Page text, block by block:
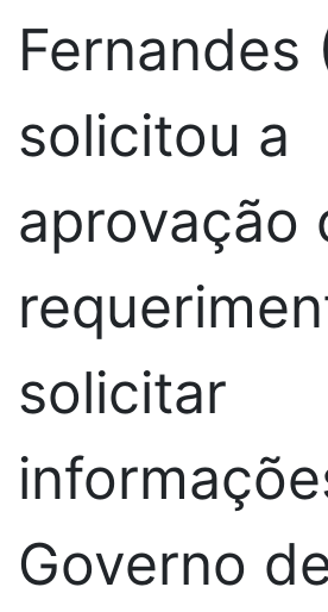
Fernandes
solicitou a
aprovação
solicitar
Governo